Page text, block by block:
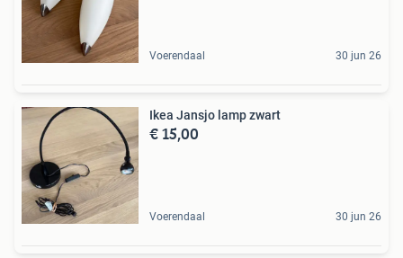
Voerendaal 30 jun 26
Ikea Jansjo lamp zwart
€ 15,00
Voerendaal 30 jun 26